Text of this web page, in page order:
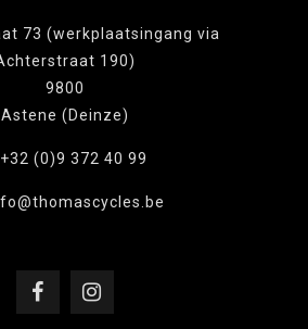
73 (werkplaatsingang via
190)
9800
Astene (Deinze)
+32 (0)9 372 40 99